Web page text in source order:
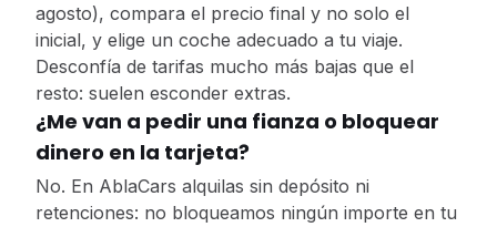
agosto), compara el precio final y no solo el
inicial, y elige un coche adecuado a tu viaje.
Desconfía de tarifas mucho más bajas que el
resto: suelen esconder extras.
¿Me van a pedir una fianza o bloquear
dinero en la tarjeta?
No. En AblaCars alquilas sin depósito ni
retenciones: no bloqueamos ningún importe en tu